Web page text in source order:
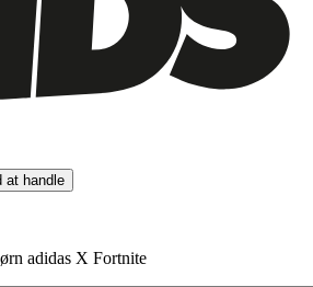
at handle
adidas X Fortnite